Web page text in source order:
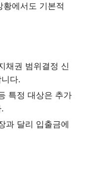
황에서도 기본적
채권 범위결정 신
다.
특정 대상은 추가
과 달리 입출금에